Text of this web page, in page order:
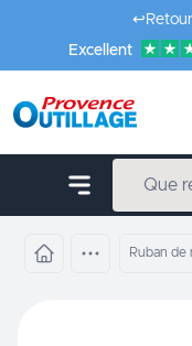
Aller au contenu
↩️
Excellent
Ruban de